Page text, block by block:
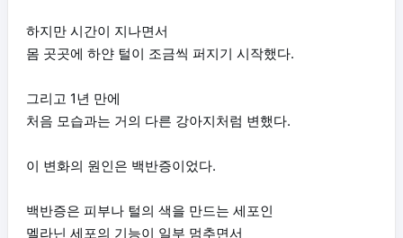
하지만 시간이 지나면서
몸 곳곳에 하얀 털이 조금씩 퍼지기 시작했다.
그리고 1년 만에
처음 모습과는 거의 다른 강아지처럼 변했다.
이 변화의 원인은 백반증이었다.
백반증은 피부나 털의 색을 만드는 세포인
멜라닌 세포의 기능이 일부 멈추면서